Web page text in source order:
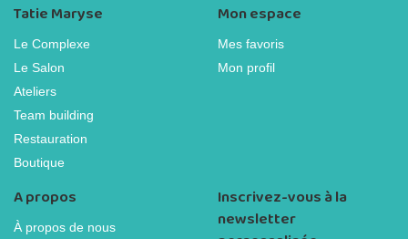
Tatie Maryse
Le Complexe
Le Salon
Ateliers
Team building
Restauration
Boutique
Mon espace
Mes favoris
Mon profil
A propos
À propos de nous
Inscrivez-vous à la
newsletter